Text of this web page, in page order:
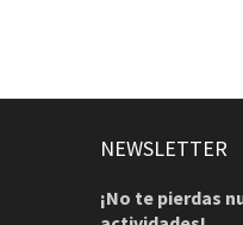
NEWSLETTER
¡No te pierdas